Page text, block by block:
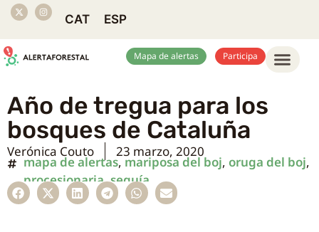
CAT ESP
Mapa de alertas Participa
Año de tregua para los
bosques de Cataluña
Verónica Couto 23 marzo, 2020
mapa de alertas, mariposa del boj, oruga del boj,
procesionaria,sequía